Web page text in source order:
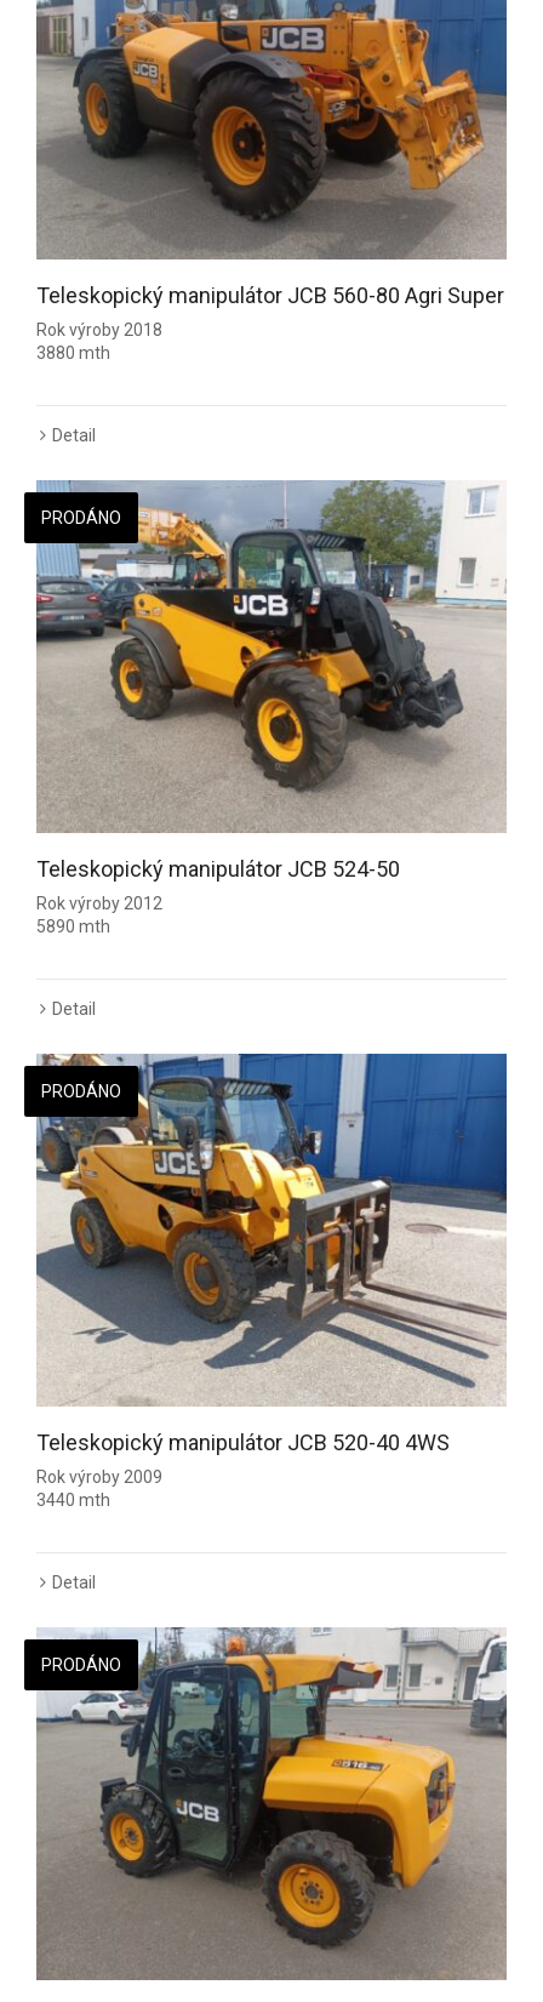
Teleskopický manipulátor JCB 560-80 Agri Super
Rok výroby 2018
3880 mth
Detail
PRODÁNO
Teleskopický manipulátor JCB 524-50
Rok výroby 2012
5890 mth
Detail
PRODÁNO
Teleskopický manipulátor JCB 520-40 4WS
Rok výroby 2009
3440 mth
Detail
PRODÁNO